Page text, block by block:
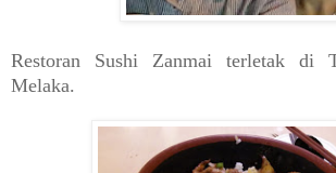
Restoran Sushi Zanmai terletak di
Melaka.